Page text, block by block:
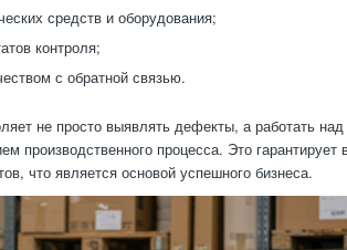
средств и оборудования;
контроля;
с обратной связью.
не просто выявлять дефекты, а работать над
производственного процесса. Это гарантирует
что является основой успешного бизнеса.